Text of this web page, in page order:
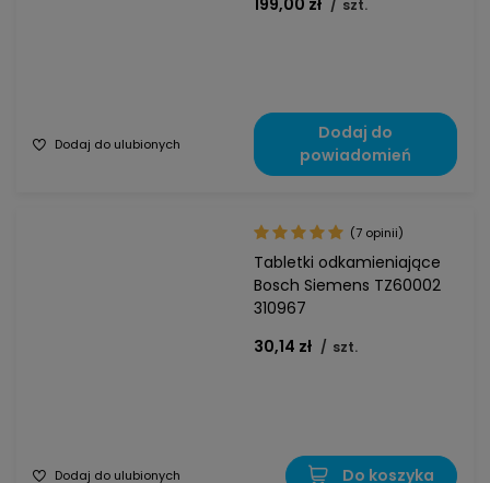
/ szt.
Dodaj do ulubionych
Dodaj do
powiadomień
Tabletki odkamieniające
Bosch Siemens TZ60002
310967
30,14 zł / szt.
(7 opinii)
Dodaj do ulubionych Do koszyka